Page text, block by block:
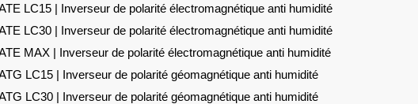
LC15 | Inverseur de polarité électromagnétique anti humidité
LC30 | Inverseur de polarité électromagnétique anti humidité
MAX | Inverseur de polarité électromagnétique anti humidité
LC15 | Inverseur de polarité géomagnétique anti humidité
LC30 | Inverseur de polarité géomagnétique anti humidité